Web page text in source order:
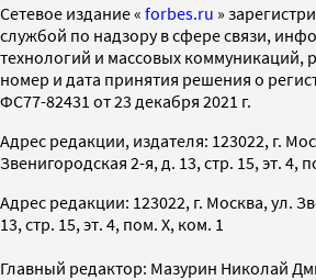
Cетевое издание « forbes.ru »
службой по надзору в сфере связи,
технологий и массовых коммуникаций,
номер и дата принятия решения о
ФС77-82431 от 23 декабря 2021 г.
Адрес редакции, издателя: 123022, г.
Звенигородская 2-я, д. 13, стр. 15, эт. 4,
Адрес редакции: 123022, г. Москва, ул.
13, стр. 15, эт. 4, пом. X, ком. 1
Главный редактор: Мазурин Николай